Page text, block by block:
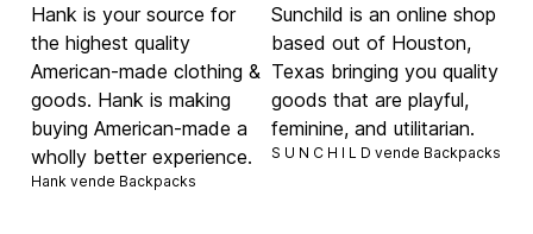
Hank is your source for
the highest quality
American-made clothing &
goods. Hank is making
buying American-made a
wholly better experience.
Hank vende Backpacks
Sunchild is an online shop
based out of Houston,
Texas bringing you quality
goods that are playful,
feminine, and utilitarian.
S U N C H I L D vende Backpacks